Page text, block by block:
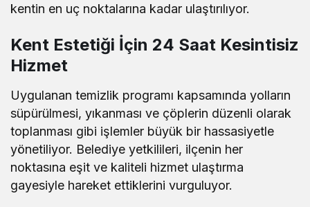
kentin en uç noktalarına kadar ulaştırılıyor.
Kent Estetiği İçin 24 Saat Kesintisiz
Hizmet
Uygulanan temizlik programı kapsamında yolların
süpürülmesi, yıkanması ve çöplerin düzenli olarak
toplanması gibi işlemler büyük bir hassasiyetle
yönetiliyor. Belediye yetkilileri, ilçenin her
noktasına eşit ve kaliteli hizmet ulaştırma
gayesiyle hareket ettiklerini vurguluyor.